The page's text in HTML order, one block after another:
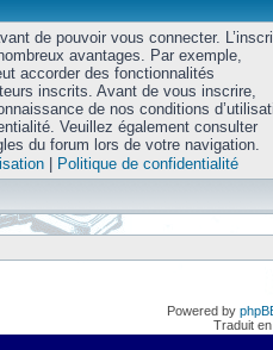
de pouvoir vous connecter.
avantages. Par exemple,
accorder des fonctionnalités
inscrits. Avant de vous inscrire,
de nos conditions
Veuillez également consulter
du forum lors de votre navigation.
| Politique de confidentialité
Powered by
Traduit